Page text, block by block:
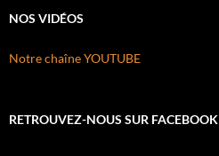
NOS VIDÉOS
Notre chaîne YOUTUBE
RETROUVEZ-NOUS SUR FACEBOOK